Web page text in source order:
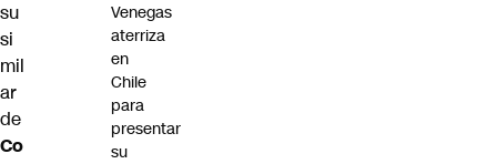
su
si
mil
ar
de
Co
Venegas
aterriza
en
Chile
para
presentar
su